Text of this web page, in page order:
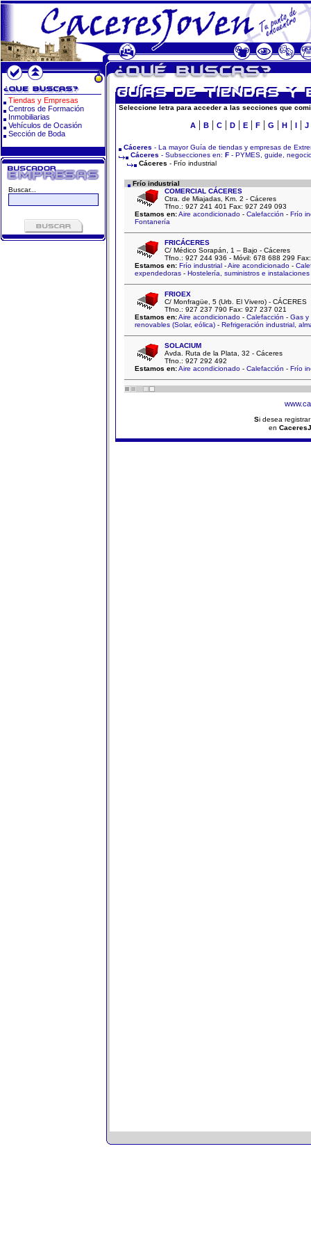
Tiendas y Empresas
Centros de Formación
Inmobiliarias
Vehículos de Ocasión
Sección de Boda
Buscar...
Seleccione letra para acceder a las secciones que
A| B| C| D| E| F| G | H| I| J
Cáceres - La mayor Guía de tiendas y empresas de
Cáceres - Subsecciones en: F - PYMES, guide,
Cáceres - Frío industrial
Frío industrial
COMERCIAL CÁCERES
Ctra. de Miajadas, Km. 2 - Cáceres
Tfno.: 927 241 401 Fax: 927 249 093
Estamos en: Aire acondicionado- Calefacción - Frío
Fontanería
FRICÁCERES
C/ Médico Sorapán, 1 – Bajo - Cáceres
Tfno.: 927 244 936 - Móvil: 678 688 299
Estamos en: Frío industrial-Aire acondicionado-
expendedoras- Hostelería, suministros e instalaciones
FRIOEX
C/ Monfragüe, 5 (Urb. El Vivero) - CÁCERES
Tfno.: 927 237 790 Fax: 927 237 021
Estamos en: Aire acondicionado- Calefacción - Gas y
renovables (Solar, eólica)- Refrigeración industrial,
SOLACIUM
Avda. Ruta de la Plata, 32 - Cáceres
Tfno.: 927 292 492
Estamos en: Aire acondicionado- Calefacción - Frío
Si desea
en